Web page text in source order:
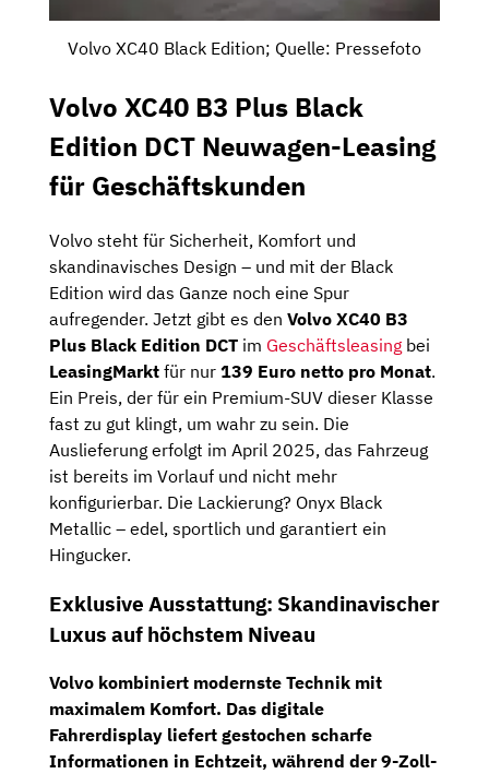
Volvo XC40 Black Edition; Quelle: Pressefoto
Volvo XC40 B3 Plus Black
Edition DCT Neuwagen-Leasing
für Geschäftskunden
Volvo steht für Sicherheit, Komfort und
skandinavisches Design – und mit der Black
Edition wird das Ganze noch eine Spur
aufregender. Jetzt gibt es den Volvo XC40 B3
Plus Black Edition DCT im Geschäftsleasing bei
LeasingMarkt für nur 139 Euro netto pro Monat.
Ein Preis, der für ein Premium-SUV dieser Klasse
fast zu gut klingt, um wahr zu sein. Die
Auslieferung erfolgt im April 2025, das Fahrzeug
ist bereits im Vorlauf und nicht mehr
konfigurierbar. Die Lackierung? Onyx Black
Metallic – edel, sportlich und garantiert ein
Hingucker.
Exklusive Ausstattung: Skandinavischer
Luxus auf höchstem Niveau
Volvo kombiniert modernste Technik mit
maximalem Komfort. Das digitale
Fahrerdisplay liefert gestochen scharfe
Informationen in Echtzeit, während der9-Zoll-